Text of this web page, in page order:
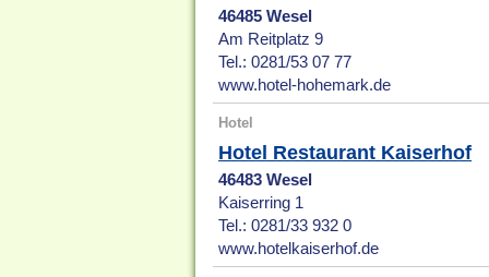
46485 Wesel
Am Reitplatz 9
Tel.: 0281/53 07 77
www.hotel-hohemark.de
Hotel
Hotel Restaurant Kaiserhof
46483 Wesel
Kaiserring 1
Tel.: 0281/33 932 0
www.hotelkaiserhof.de